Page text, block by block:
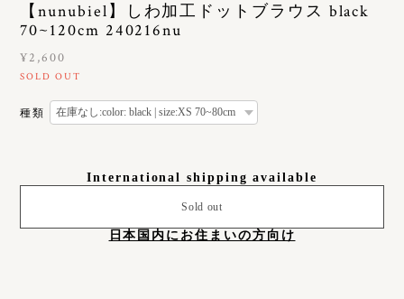
【nunubiel】しわ加工ドットブラウス black
70~120cm 240216nu
¥2,600
SOLD OUT
種類
International shipping available
Sold out
日本国内にお住まいの方向け